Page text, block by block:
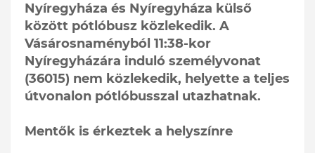
Nyíregyháza és Nyíregyháza külső
között pótlóbusz közlekedik. A
Vásárosnaményból 11:38-kor
Nyíregyházára induló személyvonat
(36015) nem közlekedik, helyette a teljes
útvonalon pótlóbusszal utazhatnak.
Mentők is érkeztek a helyszínre